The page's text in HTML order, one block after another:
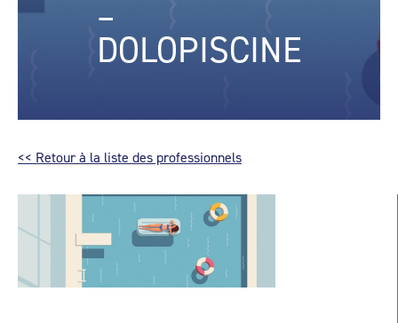
–
DOLOPISCINE
<< Retour à la liste des professionnels